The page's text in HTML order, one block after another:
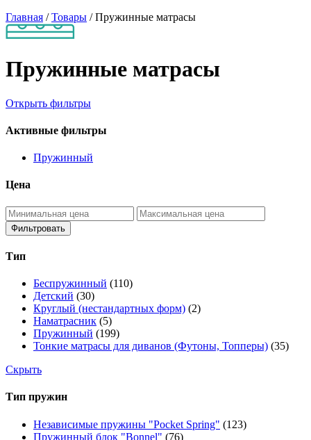
Главная /Товары /Пружинные матрасы
Пружинные матрасы
Открыть фильтры
Активные фильтры
Пружинный
Цена
Фильтровать
Тип
Беспружинный (110)
Детский (30)
Круглый (нестандартных форм) (2)
Наматрасник (5)
Пружинный (199)
Тонкие матрасы для диванов (Футоны, Топперы) (35)
Скрыть
Тип пружин
Независимые пружины "Pocket Spring" (123)
Пружинный блок "Bonnel" (76)